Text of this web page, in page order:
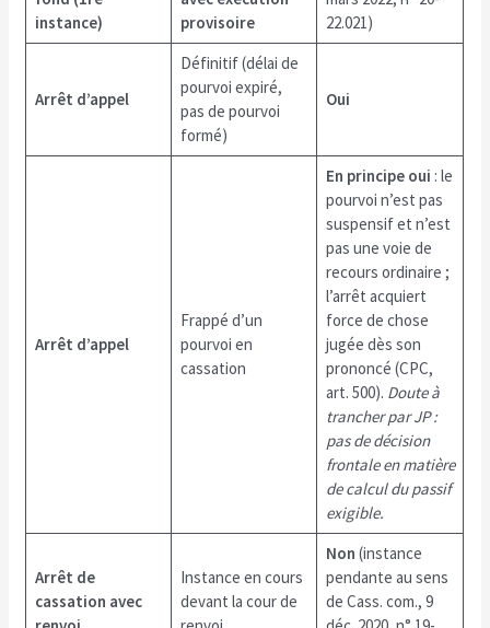
instance)
provisoire
22.021)
Arrêt d’appel
Définitif (délai de
pourvoi expiré,
pas de pourvoi
formé)
Oui
Arrêt d’appel
Frappé d’un
pourvoi en
cassation
En principe oui : le
pourvoi n’est pas
suspensif et n’est
pas une voie de
recours ordinaire ;
l’arrêt acquiert
force de chose
jugée dès son
prononcé (CPC,
art. 500). Doute à
trancher par JP :
pas de décision
frontale en matière
de calcul du passif
exigible.
Arrêt de
cassation avec
Instance en cours
devant la cour de
Non (instance
pendante au sens
de Cass. com., 9